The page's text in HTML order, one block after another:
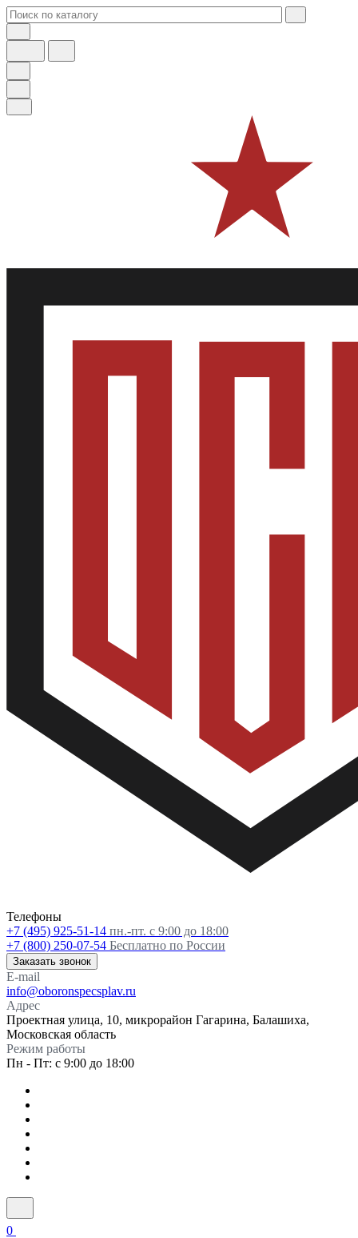
Телефоны
+7 (495) 925-51-14 пн.-пт. с 9:00 до 18:00
+7 (800) 250-07-54 Бесплатно по России
Заказать звонок
E-mail
info@oboronspecsplav.ru
Адрес
Проектная улица, 10, микрорайон Гагарина, Балашиха,
Московская область
Режим работы
Пн - Пт: с 9:00 до 18:00
0